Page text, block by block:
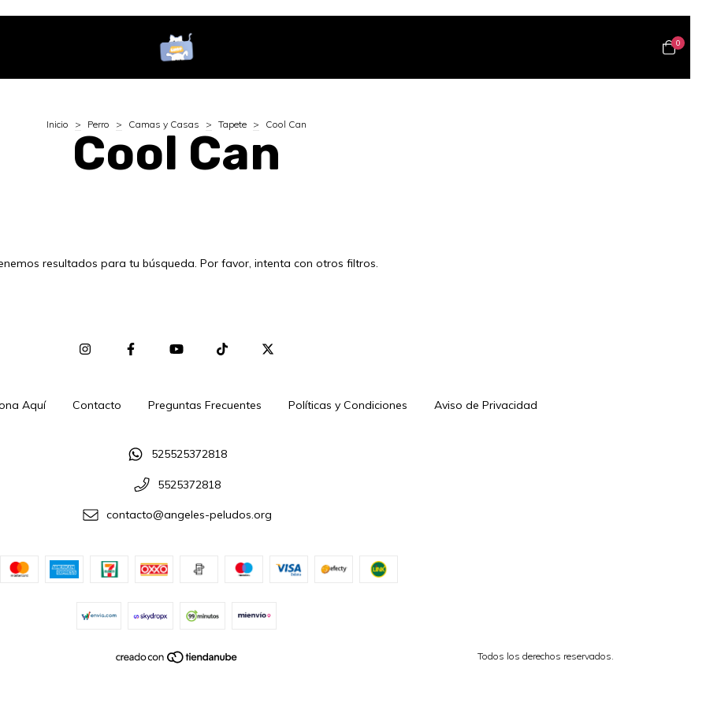
0
Inicio > Perro > Camas y Casas > Tapete > Cool Can
Cool Can
resultados para tu búsqueda. Por favor, intenta con otros filtros.
Aquí Contacto Preguntas Frecuentes Políticas y Condiciones Aviso de Privacidad
525525372818
5525372818
contacto@angeles-peludos.org
Todos los derechos reservados.